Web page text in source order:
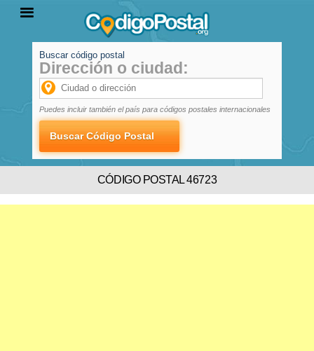
PROVINCIAS
LOCALIDADES
Buscar código postal
Dirección o ciudad:
Puedes incluir también el país para códigos postales internacionales
CÓDIGO POSTAL 46723